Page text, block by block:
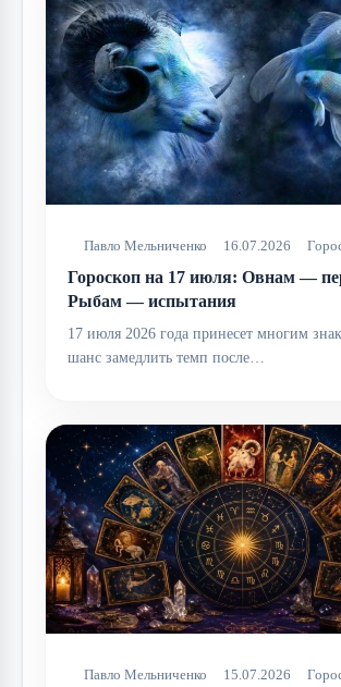
Павло Мельниченко 16.07.2026
Гороскоп на 17 июля: Овнам —
Рыбам — испытания
17 июля 2026 года принесет многим
шанс замедлить темп после…
Павло Мельниченко 15.07.2026